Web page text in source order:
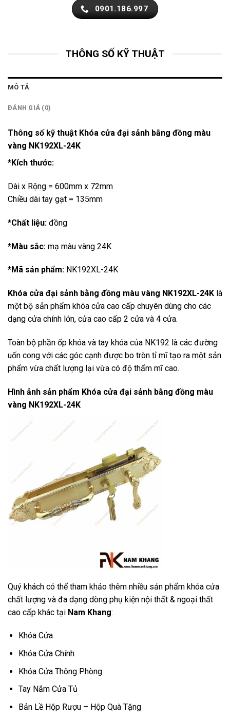
0901.186.997
THÔNG SỐ KỸ THUẬT
MÔ TẢ
ĐÁNH GIÁ (0)
Thông số kỹ thuật Khóa cửa đại sảnh bằng đồng màu
vàng NK192XL-24K
*Kích thước:
Dài x Rộng = 600mm x 72mm
Chiều dài tay gạt = 135mm
*Chất liệu: đồng
*Màu sắc: mạ màu vàng 24K
*Mã sản phẩm: NK192XL-24K
Khóa cửa đại sảnh bằng đồng màu vàng NK192XL-24K là
một bộ sản phẩm khóa cửa cao cấp chuyên dùng cho các
dạng cửa chính lớn, cửa cao cấp 2 cửa và 4 cửa.
Toàn bộ phần ốp khóa và tay khóa của NK192 là các đường
uốn cong với các góc cạnh được bo tròn tỉ mĩ tạo ra một sản
phẩm vừa chất lượng lại vừa có độ thẩm mĩ cao.
Hình ảnh sản phẩm Khóa cửa đại sảnh bằng đồng màu
vàng NK192XL-24K
Quý khách có thể tham khảo thêm nhiều sản phẩm khóa cửa
chất lượng và đa dạng dòng phụ kiện nội thất & ngoại thất
cao cấp khác tại Nam Khang:
Khóa Cửa
Khóa Cửa Chính
Khóa Cửa Thông Phòng
Tay Nắm Cửa Tủ
Bản Lề Hộp Rượu – Hộp Quà Tặng